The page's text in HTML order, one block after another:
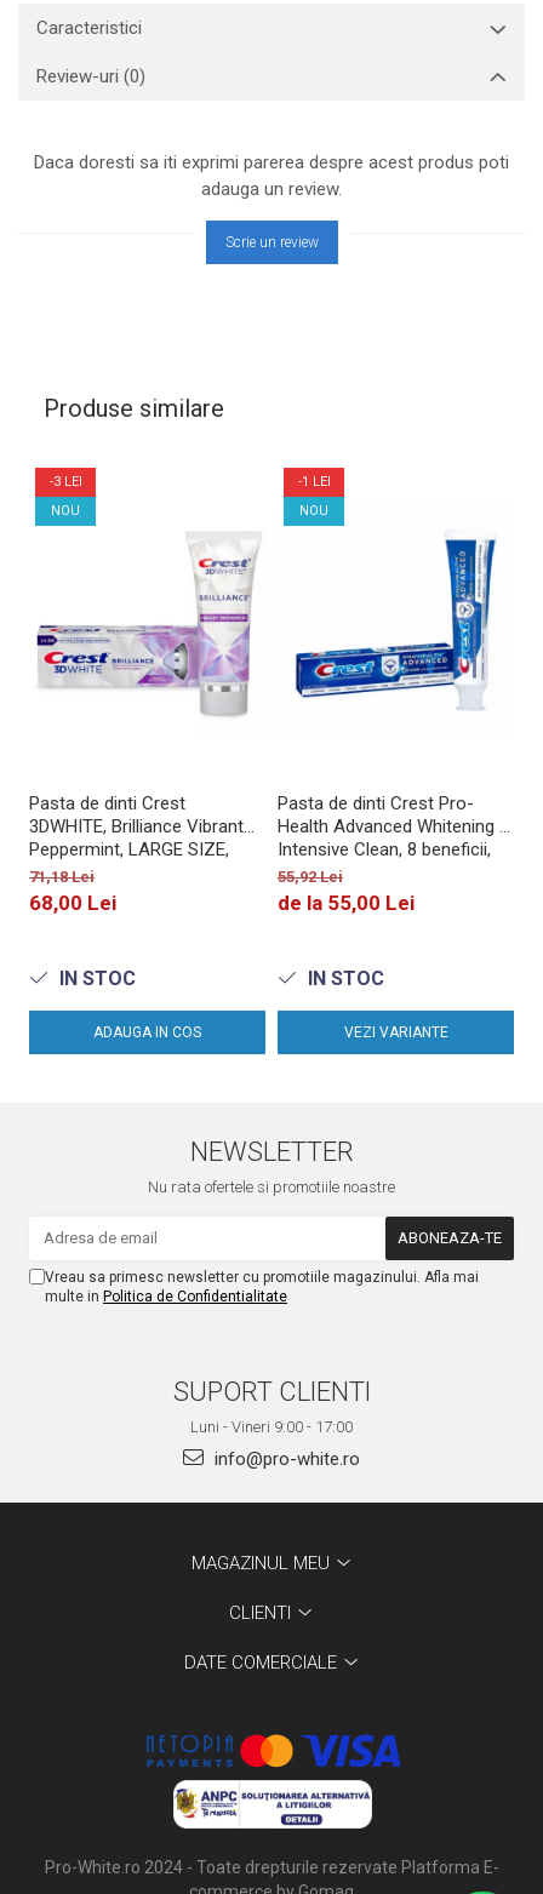
Caracteristici
Review-uri (0)
Daca doresti sa iti exprimi parerea despre acest produs poti
adauga un review.
Scrie un review
Produse similare
-3 LEI
NOU
Pasta de dinti Crest
3DWHITE, Brilliance Vibrant
Peppermint, LARGE SIZE,
fara gluten, 130g
71,18 Lei
68,00 Lei
IN STOC
ADAUGA IN COS
-1 LEI
NOU
Pasta de dinti Crest Pro-
Health Advanced Whitening +
Intensive Clean, 8 beneficii,
164g
55,92 Lei
de la 55,00 Lei
IN STOC
VEZI VARIANTE
NEWSLETTER
Nu rata ofertele si promotiile noastre
Vreau sa primesc newsletter cu promotiile magazinului. Afla mai
multe in Politica de Confidentialitate
SUPORT CLIENTI
Luni - Vineri 9:00 - 17:00
info@pro-white.ro
MAGAZINUL MEU
CLIENTI
DATE COMERCIALE
Pro-White.ro 2024 - Toate drepturile rezervate Platforma E-